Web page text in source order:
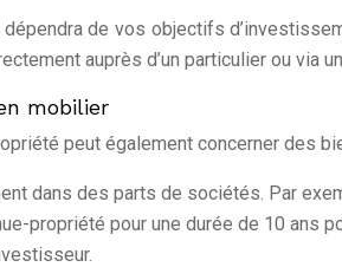
dépendra de vos objectifs
auprès d’un particulier ou via
mobilier
peut également concerner des
dans des parts de sociétés. Par
propriété pour une durée de 10 ans